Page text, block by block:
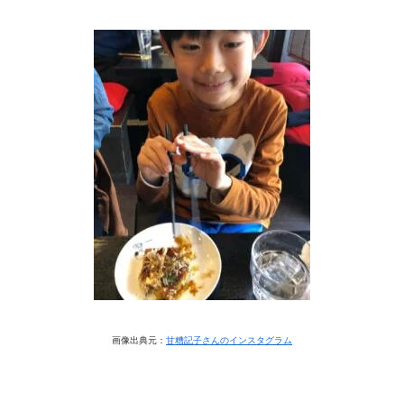
画像出典元： 甘糟記子さんのインスタグラム